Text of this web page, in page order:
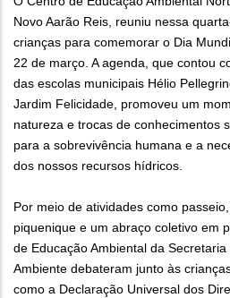
Novo Aarão Reis, reuniu nessa
crianças para comemorar o Dia
22 de março. A agenda, que contou
das escolas municipais Hélio
Jardim Felicidade, promoveu um
natureza e trocas de conhecimentos
para a sobrevivência humana e a
dos nossos recursos hídricos.
Por meio de atividades como
piquenique e um abraço coletivo em
de Educação Ambiental da
Ambiente debateram junto às
como a Declaração Universal dos